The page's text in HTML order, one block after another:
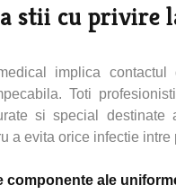
stii cu privire
implica
Toti
si special destinate
a evita orice infectie
componente ale